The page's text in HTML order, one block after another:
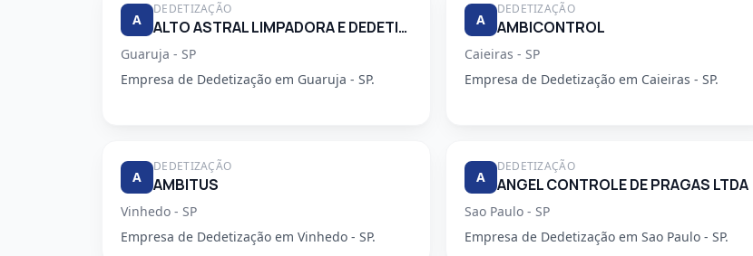
A
DEDETIZAÇÃO
ALTO ASTRAL LIMPADORA E DEDETIZADORA
Guaruja - SP
Empresa de Dedetização em Guaruja - SP.
A
DEDETIZAÇÃO
AMBICONTROL
Caieiras - SP
Empresa de Dedetização em Caieiras - SP.
A
DEDETIZAÇÃO
AMBITUS
Vinhedo - SP
Empresa de Dedetização em Vinhedo - SP.
A
DEDETIZAÇÃO
ANGEL CONTROLE DE PRAGAS LTDA
Sao Paulo - SP
Empresa de Dedetização em Sao Paulo - SP.